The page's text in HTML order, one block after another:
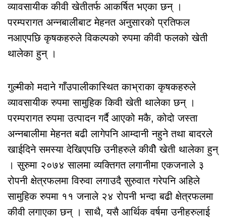
व्यावसायीक कीवी खेतीतर्फ आकर्षित भएका छन् ।
परम्परागत अन्नबालीबाट मेहनत अनुसारको प्रतिफल
नआएपछि कृषकहरुले विकल्पको रुपमा कीवी फलको खेती
थालेका हुन् ।
गुल्मीको मदाने गाँउपालीकास्थित काभ्राका कृषकहरुले
व्यावसायीक रुपमा सामुहिक किवी खेती थालेका छन् ।
परम्परागत रुपमा उत्पादन गर्दै आएको मकै, कोदो जस्ता
अन्नबालीमा मेहनत बढी लागेपनि आम्दानी नहुने तथा बादरले
खाईदिने समस्या देखिएपछि उनीहरुले कीवीे खेती थालेका हुन्
। सुरुमा २०७४ सालमा व्यक्तिगत लगानीमा एकजनाले ३
रोपनी क्षेत्रफलमा विरुवा लगाउदै सुरुवात गरेपनि अहिले
सामुहिक रुपमा ११ जनाले २४ रोपनी भन्दा बढी क्षेत्रफलमा
कीवी लगाएका छन् । साथै, यसै आर्थिक वर्षमा उनीहरुलाई